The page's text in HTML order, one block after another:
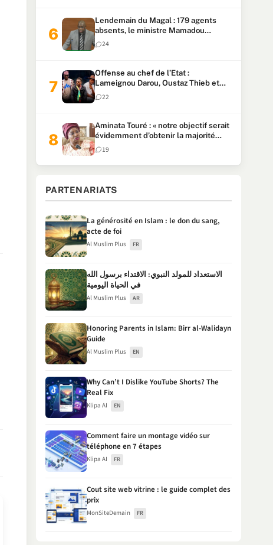
Lendemain du Magal : 179 agents
absents, le ministre Mamadou
Lamine Dianté exige des explications
24
Offense au chef de l’Etat :
Lameignou Darou, Oustaz Thieb et
Ndiaye Touba lourdement
condamnés
22
Aminata Touré : « notre objectif serait
évidemment d’obtenir la majorité
parlementaire »
19
PARTENARIATS
La générosité en Islam : le don du sang,
acte de foi
Al Muslim Plus FR
الاستعداد للمولد النبوي: الاقتداء برسول الله
في الحياة اليومية
Al Muslim Plus AR
Honoring Parents in Islam: Birr al-Walidayn
Guide
Al Muslim Plus EN
Why Can’t I Dislike YouTube Shorts? The
Real Fix
Klipa AI EN
Comment faire un montage vidéo sur
téléphone en 7 étapes
Klipa AI FR
Cout site web vitrine : le guide complet des
prix
MonSiteDemain FR